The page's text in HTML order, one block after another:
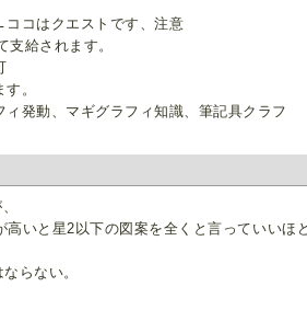
コはクエストです、注意
給されます。
。
発動、マギグラフィ知識、筆記具クラフ
いと星2以下の図案を全くと言っていいほ
らない。